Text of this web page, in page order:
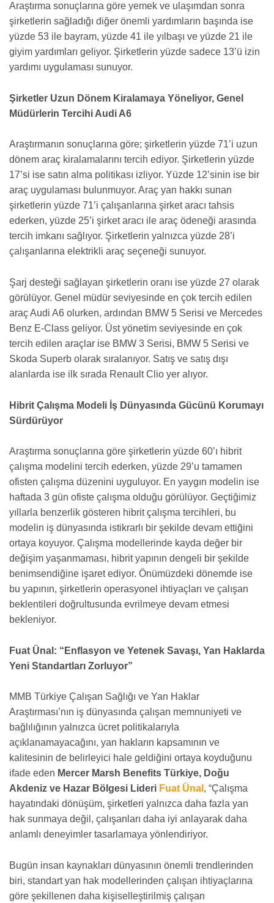
Araştırma sonuçlarına göre yemek ve ulaşımdan sonra
şirketlerin sağladığı diğer önemli yardımların başında ise
yüzde 53 ile bayram, yüzde 41 ile yılbaşı ve yüzde 21 ile
giyim yardımları geliyor. Şirketlerin yüzde sadece 13’ü izin
yardımı uygulaması sunuyor.
Şirketler Uzun Dönem Kiralamaya Yöneliyor, Genel
Müdürlerin Tercihi Audi A6
Araştırmanın sonuçlarına göre; şirketlerin yüzde 71’i uzun
dönem araç kiralamalarını tercih ediyor. Şirketlerin yüzde
17’si ise satın alma politikası izliyor. Yüzde 12’sinin ise bir
araç uygulaması bulunmuyor. Araç yan hakkı sunan
şirketlerin yüzde 71’i çalışanlarına şirket aracı tahsis
ederken, yüzde 25’i şirket aracı ile araç ödeneği arasında
tercih imkanı sağlıyor. Şirketlerin yalnızca yüzde 28’i
çalışanlarına elektrikli araç seçeneği sunuyor.
Şarj desteği sağlayan şirketlerin oranı ise yüzde 27 olarak
görülüyor. Genel müdür seviyesinde en çok tercih edilen
araç Audi A6 olurken, ardından BMW 5 Serisi ve Mercedes
Benz E-Class geliyor. Üst yönetim seviyesinde en çok
tercih edilen araçlar ise BMW 3 Serisi, BMW 5 Serisi ve
Skoda Superb olarak sıralanıyor. Satış ve satış dışı
alanlarda ise ilk sırada Renault Clio yer alıyor.
Hibrit Çalışma Modeli İş Dünyasında Gücünü Korumayı
Sürdürüyor
Araştırma sonuçlarına göre şirketlerin yüzde 60’ı hibrit
çalışma modelini tercih ederken, yüzde 29’u tamamen
ofisten çalışma düzenini uyguluyor. En yaygın modelin ise
haftada 3 gün ofiste çalışma olduğu görülüyor. Geçtiğimiz
yıllarla benzerlik gösteren hibrit çalışma tercihleri, bu
modelin iş dünyasında istikrarlı bir şekilde devam ettiğini
ortaya koyuyor. Çalışma modellerinde kayda değer bir
değişim yaşanmaması, hibrit yapının dengeli bir şekilde
benimsendiğine işaret ediyor. Önümüzdeki dönemde ise
bu yapının, şirketlerin operasyonel ihtiyaçları ve çalışan
beklentileri doğrultusunda evrilmeye devam etmesi
bekleniyor.
Fuat Ünal: “Enflasyon ve Yetenek Savaşı, Yan Haklarda
Yeni Standartları Zorluyor”
MMB Türkiye Çalışan Sağlığı ve Yan Haklar
Araştırması’nın iş dünyasında çalışan memnuniyeti ve
bağlılığının yalnızca ücret politikalarıyla
açıklanamayacağını, yan hakların kapsamının ve
kalitesinin de belirleyici hale geldiğini ortaya koyduğunu
ifade eden Mercer Marsh Benefits Türkiye, Doğu
Akdeniz ve Hazar Bölgesi Lideri Fuat Ünal , “Çalışma
hayatındaki dönüşüm, şirketleri yalnızca daha fazla yan
hak sunmaya değil, çalışanları daha iyi anlayarak daha
anlamlı deneyimler tasarlamaya yönlendiriyor.
Bugün insan kaynakları dünyasının önemli trendlerinden
biri, standart yan hak modellerinden çalışan ihtiyaçlarına
göre şekillenen daha kişiselleştirilmiş çalışan